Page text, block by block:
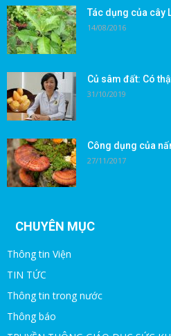
Tác dụng của cây
14/08/2016
Củ sâm đất: Có
31/10/2019
Công dụng của
27/11/2017
CHUYÊN MỤC
Thông tin Viện
TIN TỨC
Thông tin trong nước
Thông báo